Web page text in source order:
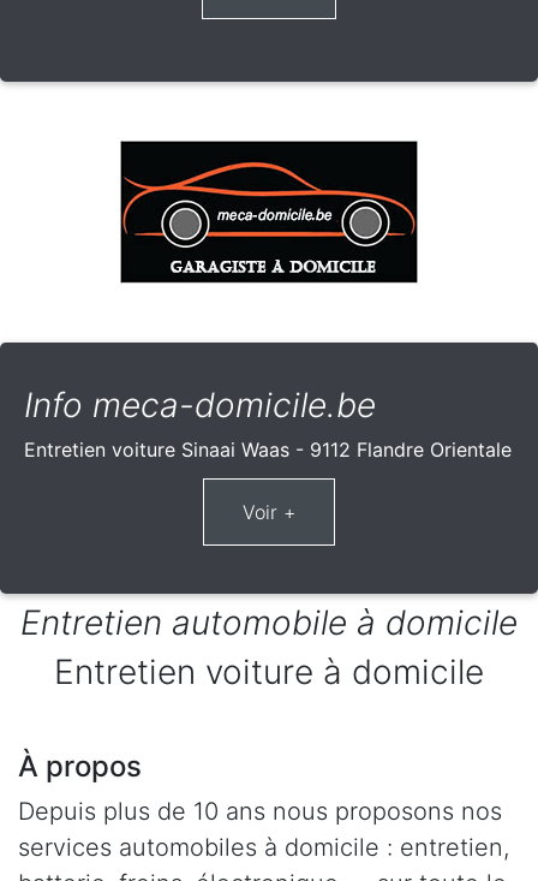
Info meca-domicile.be
Entretien voiture Sinaai Waas - 9112 Flandre Orientale
Entretien automobile à domicile
Entretien voiture à domicile
À propos
Depuis plus de 10 ans nous proposons nos
services automobiles à domicile : entretien,